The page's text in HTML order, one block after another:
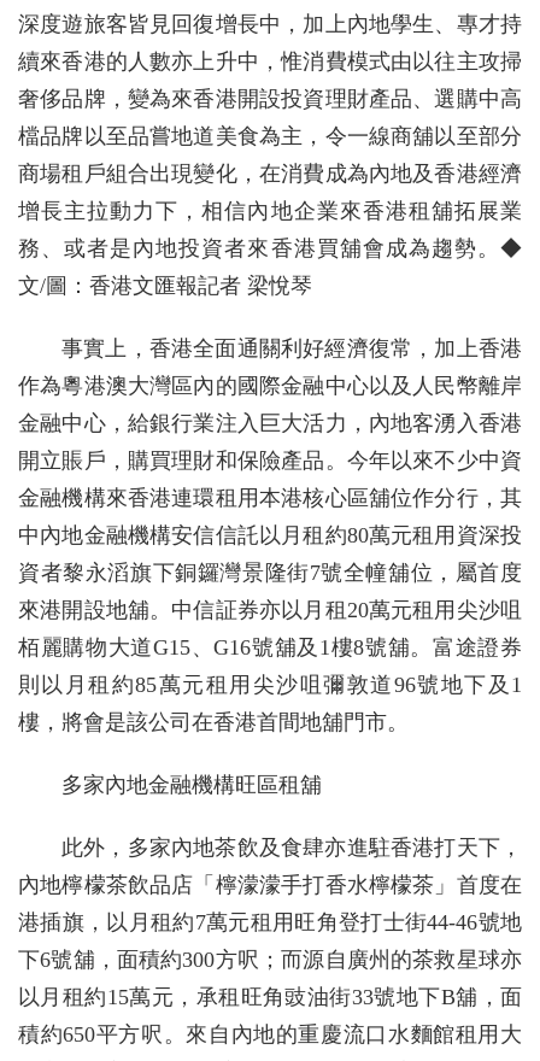
深度遊旅客皆見回復增長中，加上內地學生、專才持
續來香港的人數亦上升中，惟消費模式由以往主攻掃
奢侈品牌，變為來香港開設投資理財產品、選購中高
檔品牌以至品嘗地道美食為主，令一線商舖以至部分
商場租戶組合出現變化，在消費成為內地及香港經濟
增長主拉動力下，相信內地企業來香港租舖拓展業
務、或者是內地投資者來香港買舖會成為趨勢。◆
文/圖：香港文匯報記者 梁悅琴
事實上，香港全面通關利好經濟復常，加上香港
作為粵港澳大灣區內的國際金融中心以及人民幣離岸
金融中心，給銀行業注入巨大活力，內地客湧入香港
開立賬戶，購買理財和保險產品。今年以來不少中資
金融機構來香港連環租用本港核心區舖位作分行，其
中內地金融機構安信信託以月租約80萬元租用資深投
資者黎永滔旗下銅鑼灣景隆街7號全幢舖位，屬首度
來港開設地舖。中信証券亦以月租20萬元租用尖沙咀
栢麗購物大道G15、G16號舖及1樓8號舖。富途證券
則以月租約85萬元租用尖沙咀彌敦道96號地下及1
樓，將會是該公司在香港首間地舖門市。
多家內地金融機構旺區租舖
此外，多家內地茶飲及食肆亦進駐香港打天下，
內地檸檬茶飲品店「檸濛濛手打香水檸檬茶」首度在
港插旗，以月租約7萬元租用旺角登打士街44-46號地
下6號舖，面積約300方呎；而源自廣州的茶救星球亦
以月租約15萬元，承租旺角豉油街33號地下B舖，面
積約650平方呎。來自內地的重慶流口水麵館租用大